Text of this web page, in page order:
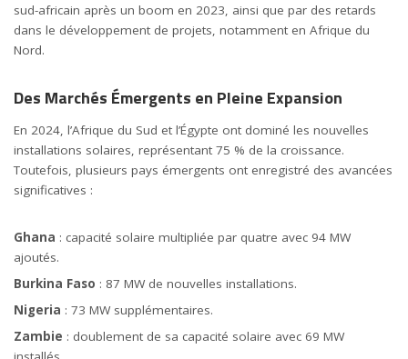
sud-africain après un boom en 2023, ainsi que par des retards
dans le développement de projets, notamment en Afrique du
Nord.
Des Marchés Émergents en Pleine Expansion
En 2024, l’Afrique du Sud et l’Égypte ont dominé les nouvelles
installations solaires, représentant 75 % de la croissance.
Toutefois, plusieurs pays émergents ont enregistré des avancées
significatives :
Ghana : capacité solaire multipliée par quatre avec 94 MW
ajoutés.
Burkina Faso : 87 MW de nouvelles installations.
Nigeria : 73 MW supplémentaires.
Zambie : doublement de sa capacité solaire avec 69 MW